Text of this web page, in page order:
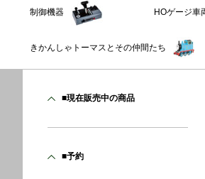
制御機器 HOゲージ車
きかんしゃトーマスとその仲間たち
■現在販売中の商品
■予約